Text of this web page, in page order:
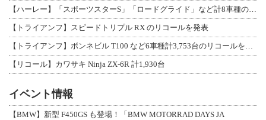
【トライアンフ】スピードトリプル RX のリコールを発表
【リコール】カワサキ Ninja ZX-6R 計1,930台
イベント情報
【BMW】新型 F450GS も登場！「BMW MOTORRAD DAYS JA